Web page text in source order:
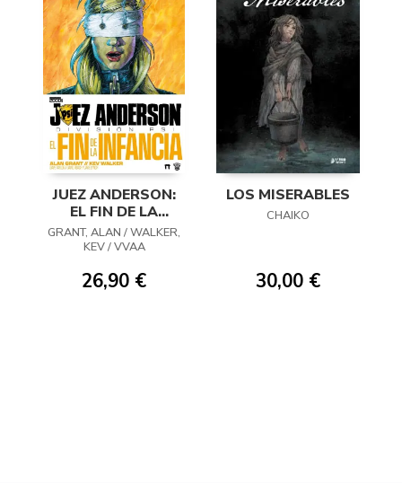
JUEZ ANDERSON:
EL FIN DE LA
INFANCIA
GRANT, ALAN / WALKER,
KEV / VVAA
26,90 €
LOS MISERABLES
CHAIKO
30,00 €